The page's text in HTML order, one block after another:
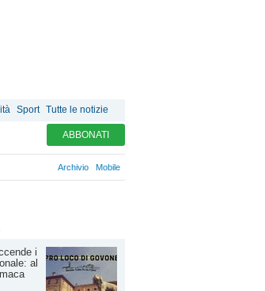
Sport Tutte le notizie
ABBONATI
Archivio Mobile
i
al